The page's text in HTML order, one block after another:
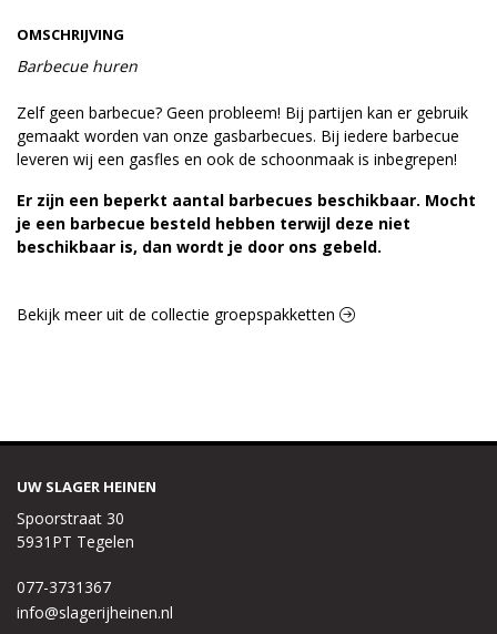
OMSCHRIJVING
Barbecue huren
Zelf geen barbecue? Geen probleem! Bij partijen kan er gebruik
gemaakt worden van onze gasbarbecues. Bij iedere barbecue
leveren wij een gasfles en ook de schoonmaak is inbegrepen!
Er zijn een beperkt aantal barbecues beschikbaar. Mocht
je een barbecue besteld hebben terwijl deze niet
beschikbaar is, dan wordt je door ons gebeld.
Bekijk meer uit de collectie groepspakketten
UW SLAGER HEINEN
Spoorstraat 30
5931PT Tegelen
077-3731367
info@slagerijheinen.nl